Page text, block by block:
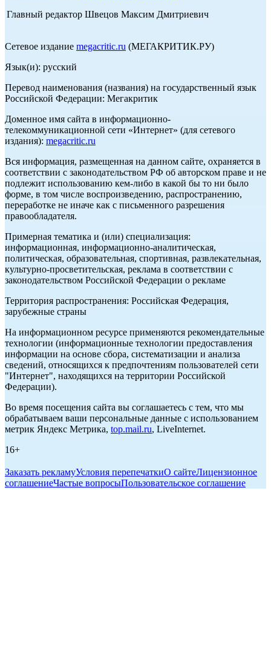
Главный редактор Швецов Максим Дмитриевич
Сетевое издание megacritic.ru (МЕГАКРИТИК.РУ)
Язык(и): русский
Перевод наименования (названия) на государственный язык
Российской Федерации: Мегакритик
Доменное имя сайта в информационно-
телекоммуникационной сети «Интернет» (для сетевого
издания): megacritic.ru
Вся информация, размещенная на данном сайте, охраняется в
соответствии с законодательством РФ об авторском праве и не
подлежит использованию кем-либо в какой бы то ни было
форме, в том числе воспроизведению, распространению,
переработке не иначе как с письменного разрешения
правообладателя.
Примерная тематика и (или) специализация:
информационная, информационно-аналитическая,
политическая, образовательная, спортивная, развлекательная,
культурно-просветительская, реклама в соответствии с
законодательством Российской Федерации о рекламе
Территория распространения: Российская Федерация,
зарубежные страны
На информационном ресурсе применяются рекомендательные
технологии (информационные технологии предоставления
информации на основе сбора, систематизации и анализа
сведений, относящихся к предпочтениям пользователей сети
"Интернет", находящихся на территории Российской
Федерации).
Во время посещения сайта вы соглашаетесь с тем, что мы
обрабатываем ваши персональные данные с использованием
метрик Яндекс Метрика, top.mail.ru, LiveInternet.
16+
Заказать рекламуУсловия перепечаткиО сайтеЛицензионное
соглашениеЧастые вопросыПользовательское соглашение